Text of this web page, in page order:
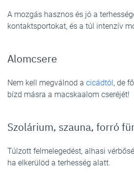
A mozgás hasznos és jó a
kontaktsportokat, és a túl intenzív
Alomcsere
Nem kell megválnod a cicádtól, de
bízd másra a macskaalom cseréjét!
Szolárium, szauna, forró
Túlzott felmelegedést, alhasi
ha elkerülöd a terhesség alatt.